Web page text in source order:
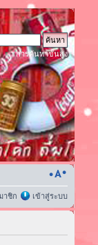
การค้นหาขั้นสูง
าชิก เข้าสู่ระบบ